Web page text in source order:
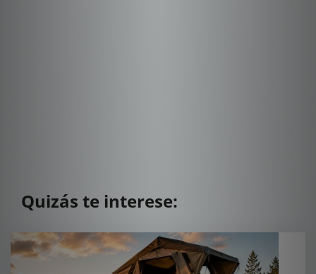
Quizás te interese: